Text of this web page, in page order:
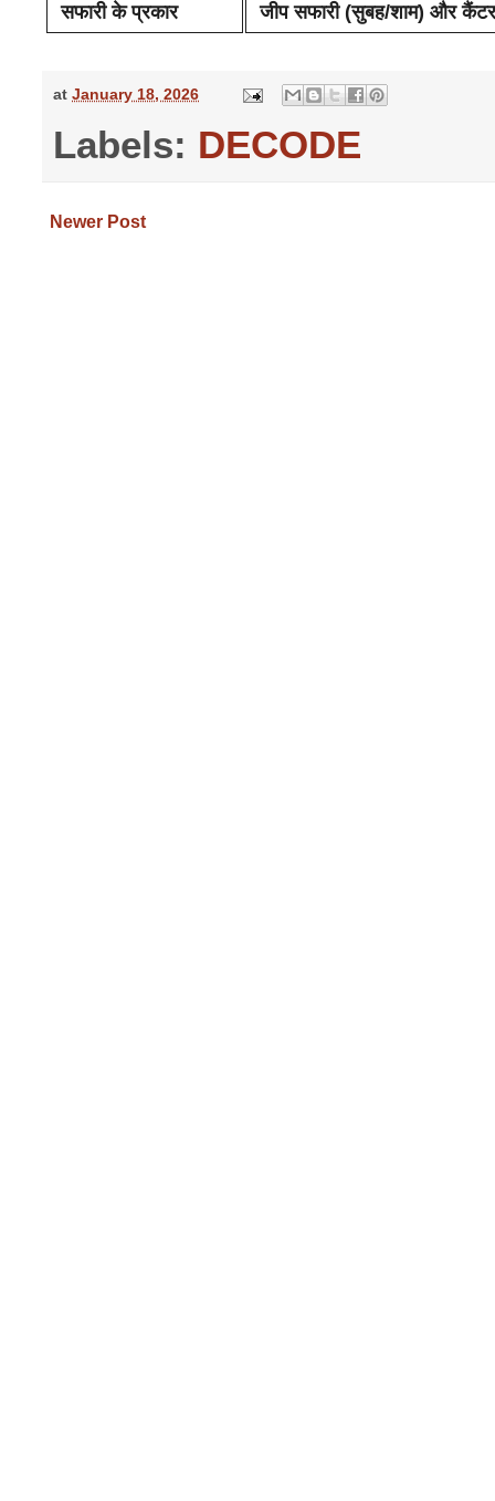
सफारी के प्रकार
जीप सफारी (सुबह/शाम) और
at January 18, 2026
Labels: DECODE
Newer Post